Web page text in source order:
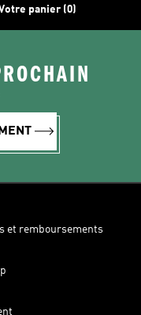
panier (0)
et remboursements